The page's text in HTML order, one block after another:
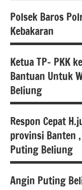
polsek
carenang
serang
serang
Peristiwa
Polda
polres
serang
polsek
pamarayan
nasional
polri
Bencana
alam
nasional
polri
Polsek Baros
Kebakaran
Bencana
alam
berita
berita
nasional
Hukum
dan
Kriminal
Ketua TP- PKK
Bantuan Untuk
Beliung
Bencana
alam
berita
Respon Cepat
provinsi Banten
Puting Beliung
Bencana
Angin Puting